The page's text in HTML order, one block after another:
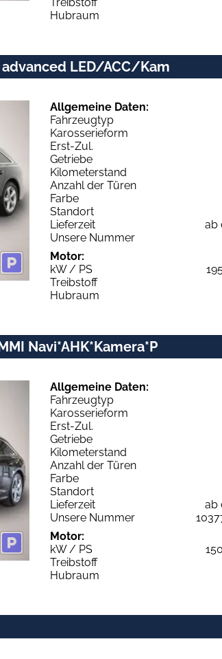
Hubraum
advanced LED/ACC/Kam
Allgemeine Daten:
Fahrzeugtyp
Karosserieform
Erst-Zul.
Getriebe
Kilometerstand
Anzahl der Türen
Farbe
Standort
Lieferzeit
ab
Unsere Nummer
Motor:
kW / PS
Treibstoff
Hubraum
Navi*AHK*Kamera*P
Allgemeine Daten:
Fahrzeugtyp
Karosserieform
Erst-Zul.
Getriebe
Kilometerstand
Anzahl der Türen
Farbe
Standort
Lieferzeit
ab
Unsere Nummer
Motor:
kW / PS
Treibstoff
Hubraum